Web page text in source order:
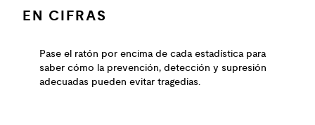
EN CIFRAS
Pase el ratón por encima de cada estadística para
saber cómo la prevención, detección y supresión
adecuadas pueden evitar tragedias.